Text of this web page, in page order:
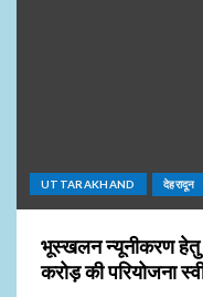
UTTARAKHAND देहरादून
भूस्खलन न्यूनीकरण हेतु
करोड़ की परियोजना